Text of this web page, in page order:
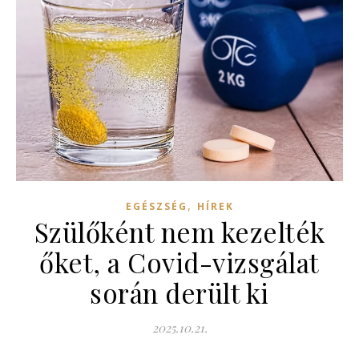
EGÉSZSÉG , HÍREK
Szülőként nem kezelték
őket, a Covid-vizsgálat
során derült ki
2025.10.21.